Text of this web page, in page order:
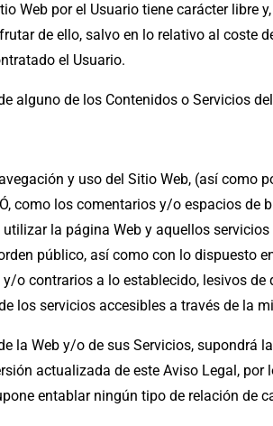
Web por el Usuario tiene carácter libre
de ello, salvo en lo relativo al coste
el Usuario.
alguno de los Contenidos o Servicios
y uso del Sitio Web, (así como
como los comentarios y/o espacios de
la página Web y aquellos
público, así como con lo dispuesto
o contrarios a lo establecido, lesivos de
los servicios accesibles a través de la
la Web y/o de sus Servicios, supondrá
actualizada de este Aviso Legal, por
entablar ningún tipo de relación de